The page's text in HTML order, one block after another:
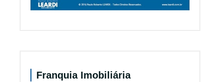
Franquia Imobiliária